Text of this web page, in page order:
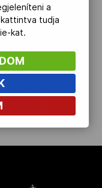
a
tudja
kat.